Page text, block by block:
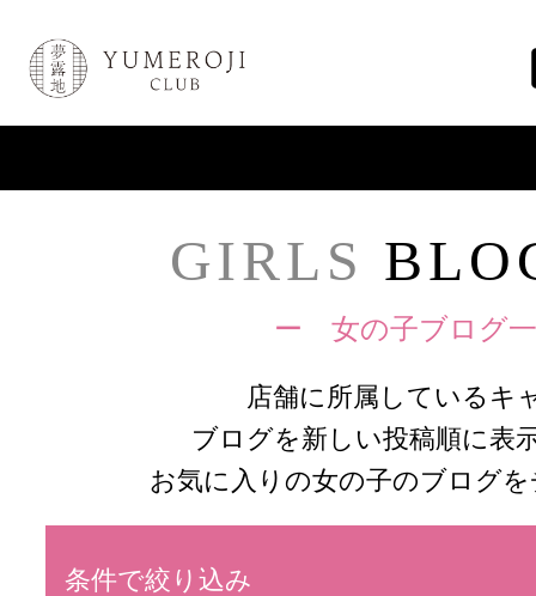
GIRLS
ー 女の子ブログ
店舗に所属しているキ
ブログを新しい投稿順に表
お気に入りの女の子のブログ
条件で絞り込み